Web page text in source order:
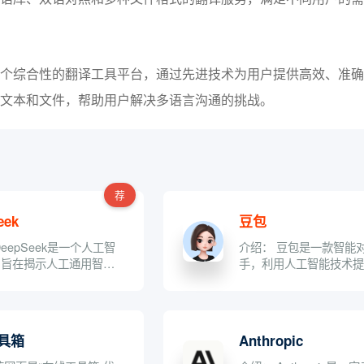
综合性的翻译工具平台，通过先进技术为用户提供高效、准
本和文件，帮助用户解决多语言沟通的挑战。
荐
是一个人工智
在揭示人工通用智能
豆包
介绍： 豆包是一款智能
手，利用人工智能技术
箱 Anthropic